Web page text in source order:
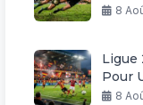
8
Ligue
Pour
8